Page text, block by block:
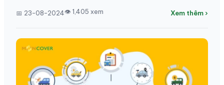
📅 23-08-2024👁 1,405 xem Xem thêm ›